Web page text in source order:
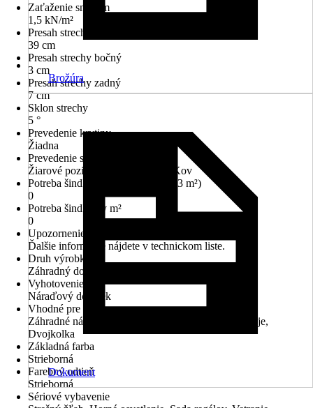
Zaťaženie snehom
1,5 kN/m²
Presah strechy predný
39 cm
Presah strechy bočný
3 cm
Presah strechy zadný
7 cm
Sklon strechy
5 °
Prevedenie krytiny
Žiadna
Prevedenie strechy
Žiarové pozinkovanie ponorom, Kov
Potreba šindľov (balíky obsahujú 3 m²)
0
Potreba šindľov v m²
0
Upozornenie
Ďalšie informácie nájdete v technickom liste.
Druh výrobku
Záhradný domček
Vyhotovenie
Náraďový domček
Vhodné pre
Záhradné náradie, Záhradný nábytok, Záhradné stroje,
Dvojkolka
Základná farba
Strieborná
Farebný odtieň
Strieborná
Sériové vybavenie
Brožúra
Dokument